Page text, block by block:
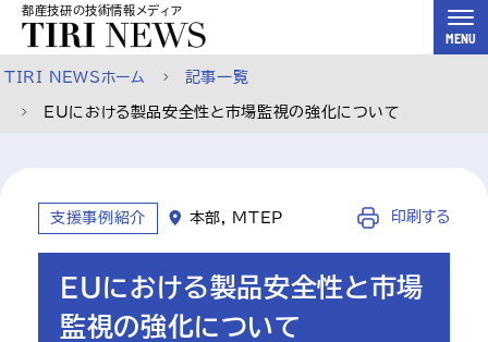
スキップして本文へ
都産技研の技術情報メディア
MENU
TIRI NEWSホーム 記事一覧
EUにおける製品安全性と市場監視の強化について
支援事例紹介 本部, MTEP 印刷する
EUにおける製品安全性と市場
監視の強化について